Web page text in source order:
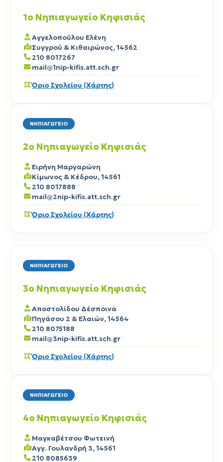
1ο Νηπιαγωγείο Κηφισιάς
Αγγελοπούλου Ελένη
Συγγρού & Κιθαιρώνος, 14562
210 8017267
mail@1nip-kifis.att.sch.gr
Όριο Σχολείου (Χάρτης)
ΝΗΠΙΑΓΩΓΕΙΟ
2ο Νηπιαγωγείο Κηφισιάς
Ειρήνη Μαργαρώνη
Κίμωνος & Κέδρου, 14561
210 8017888
mail@2nip-kifis.att.sch.gr
Όριο Σχολείου (Χάρτης)
ΝΗΠΙΑΓΩΓΕΙΟ
3ο Νηπιαγωγείο Κηφισιάς
Αποστολίδου Δέσποινα
Πηγάσου 2 & Ελαιών, 14564
210 8075188
mail@3nip-kifis.att.sch.gr
Όριο Σχολείου (Χάρτης)
ΝΗΠΙΑΓΩΓΕΙΟ
4ο Νηπιαγωγείο Κηφισιάς
Μαγκαβέτσου Φωτεινή
Αγγ. Γουλανδρή 3, 14561
210 8085639